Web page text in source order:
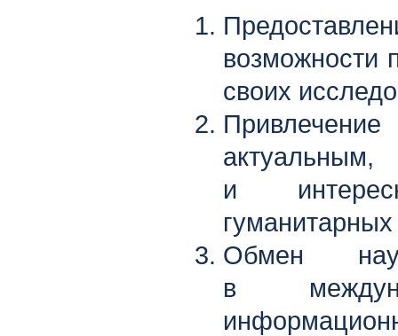
возможности
своих
и
Обмен
в